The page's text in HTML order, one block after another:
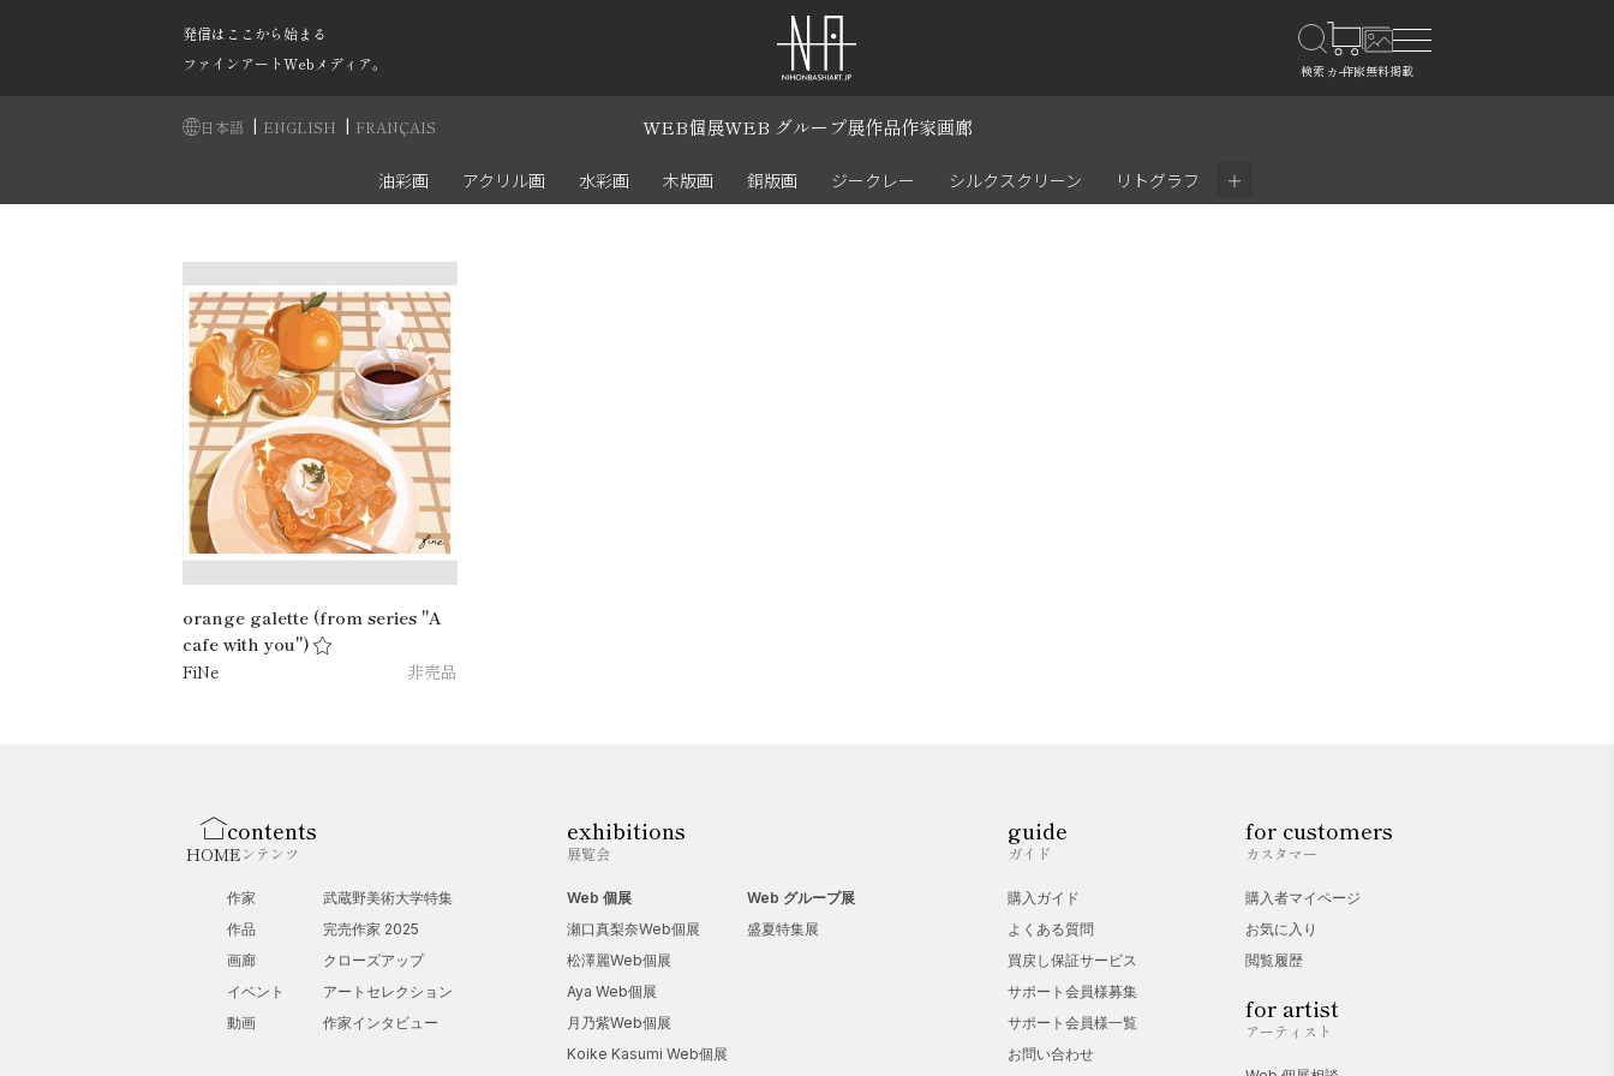
発信はここから始まる
ファインアートWebメディア。
日本語 | ENGLISH | FRANÇAIS WEB個展WEB グループ展作品作家画廊
油彩画 アクリル画 水彩画 木版画 銅版画 ジークレー シルクスクリーン リトグラフ ＋
orange galette (from series "A
cafe with you")
FiNe
非売品
HOME
contents
コンテンツ
作家
作品
画廊
イベント
動画
武蔵野美術大学特集
完売作家 2025
クローズアップ
アートセレクション
作家インタビュー
exhibitions
展覧会
Web 個展
瀬口真梨奈Web個展
松澤麗Web個展
Aya Web個展
月乃紫Web個展
Koike Kasumi Web個展
Web グループ展
盛夏特集展
guide
ガイド
購入ガイド
よくある質問
買戻し保証サービス
サポート会員様募集
サポート会員様一覧
お問い合わせ
for customers
カスタマー
購入者マイページ
お気に入り
閲覧履歴
for artist
アーティスト